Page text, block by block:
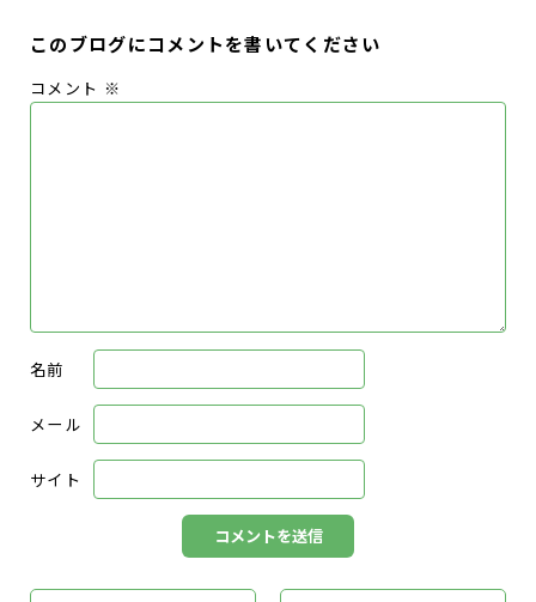
このブログにコメントを書いてください
コメント ※
名前
メール
サイト